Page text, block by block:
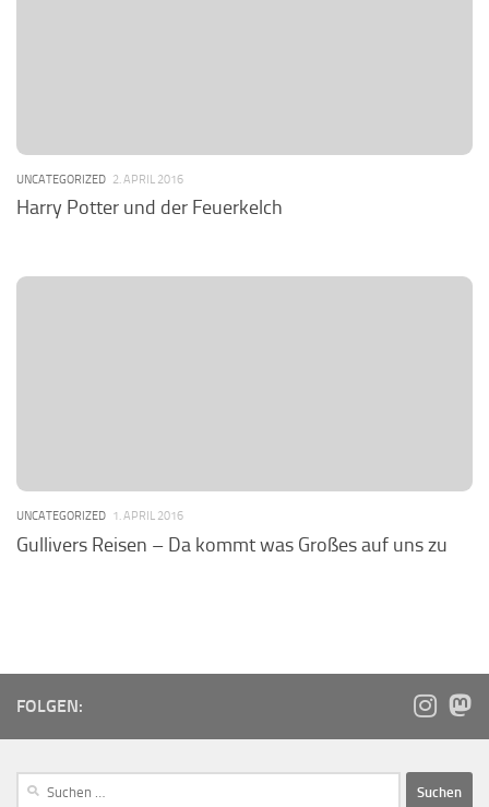
UNCATEGORIZED 2. APRIL 2016
Harry Potter und der Feuerkelch
UNCATEGORIZED 1. APRIL 2016
Gullivers Reisen – Da kommt was Großes auf uns zu
FOLGEN: